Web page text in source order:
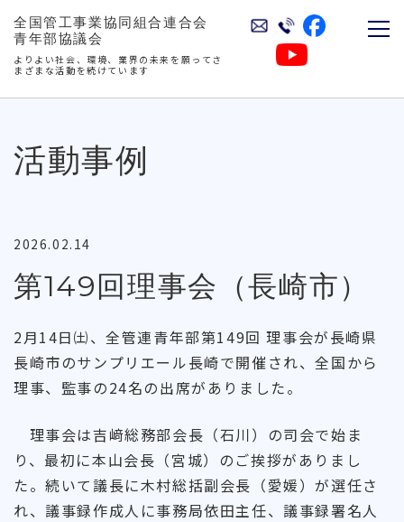
全国管工事業協同組合連合会
青年部協議会
よりよい社会、環境、業界の未来を願ってさ
まざまな活動を続けています
活動事例
2026.02.14
第149回理事会（長崎市）
2月14日㈯、全管連青年部第149回 理事会が長崎県
長崎市のサンプリエール長崎で開催され、全国から
理事、監事の24名の出席がありました。
理事会は吉﨑総務部会長（石川）の司会で始ま
り、最初に本山会長（宮城）のご挨拶がありまし
た。続いて議長に木村総括副会長（愛媛）が選任さ
れ、議事録作成人に事務局依田主任、議事録署名人